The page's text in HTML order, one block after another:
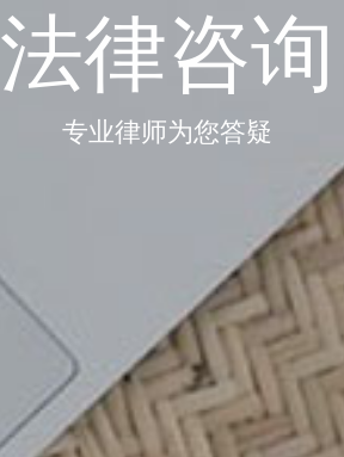
法律咨询
专业律师为您答疑